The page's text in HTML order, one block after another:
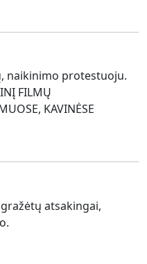
naikinimo protestuoju.
FILMŲ
KAVINĖSE
atsakingai,